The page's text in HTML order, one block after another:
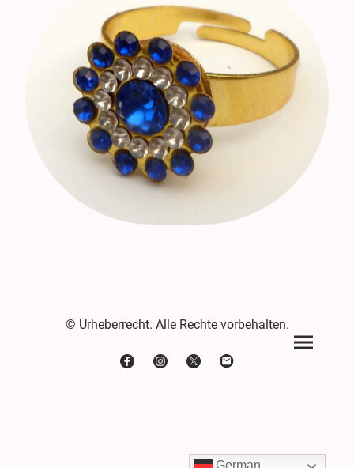
© Urheberrecht. Alle Rechte vorbehalten.